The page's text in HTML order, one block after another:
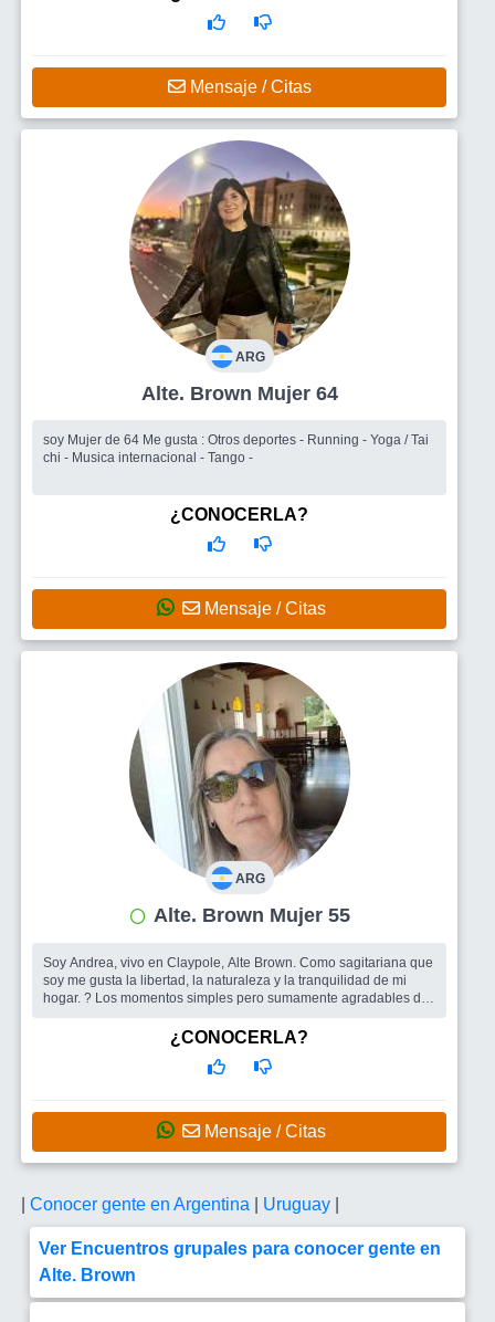
Mensaje / Citas
ARG
Alte. Brown Mujer 64
soy Mujer de 64 Me gusta : Otros deportes - Running - Yoga / Tai
chi - Musica internacional - Tango -
¿CONOCERLA?
Mensaje / Citas
ARG
Alte. Brown Mujer 55
Soy Andrea, vivo en Claypole, Alte Brown. Como sagitariana que
soy me gusta la libertad, la naturaleza y la tranquilidad de mi
hogar. ? Los momentos simples pero sumamente agradables de
La gente positiva siempre suma?
¿CONOCERLA?
Mensaje / Citas
Conocer gente en Argentina Uruguay
Ver Encuentros grupales para conocer gente en
Alte. Brown